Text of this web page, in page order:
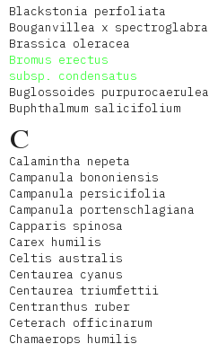
Blackstonia perfoliata
Bouganvillea x spectroglabra
Brassica oleracea
Bromus erectus
subsp. condensatus
Buglossoides purpurocaerulea
Buphthalmum salicifolium
C
Calamintha nepeta
Campanula bononiensis
Campanula persicifolia
Campanula portenschlagiana
Capparis spinosa
Carex humilis
Celtis australis
Centaurea cyanus
Centaurea triumfettii
Centranthus ruber
Ceterach officinarum
Chamaerops humilis